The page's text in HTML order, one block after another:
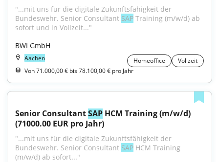
"...mit uns für die digitale Zukunftsfähigkeit der
Bundeswehr. Senior Consultant SAP Training (m/w/d) ab
sofort und in Vollzeit..."
BWI GmbH
Aachen Homeoffice
Vollzeit
Von 71.000,00 € bis 78.100,00 € pro Jahr
Senior Consultant SAP HCM Training (m/w/d)
(71000.00 EUR pro Jahr)
"...mit uns für die digitale Zukunftsfähigkeit der
Bundeswehr. Senior Consultant SAP HCM Training
(m/w/d) ab sofort..."